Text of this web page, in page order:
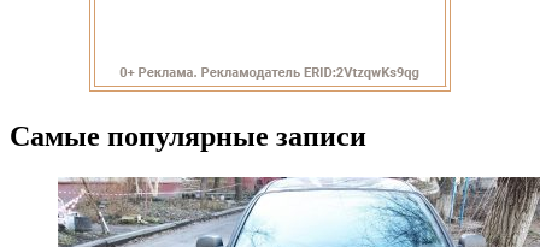
Самые популярные записи